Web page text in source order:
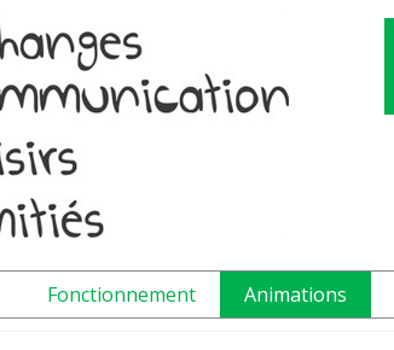
Fonctionnement Animations